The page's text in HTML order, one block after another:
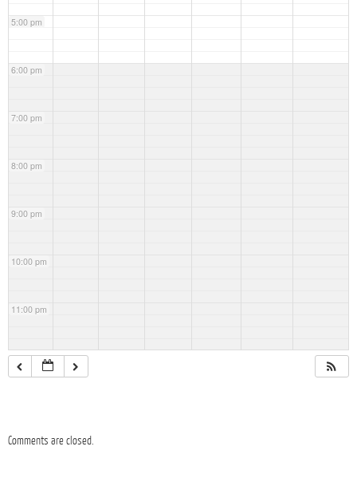
5:00 pm
6:00 pm
7:00 pm
8:00 pm
9:00 pm
10:00 pm
11:00 pm
Comments are closed.